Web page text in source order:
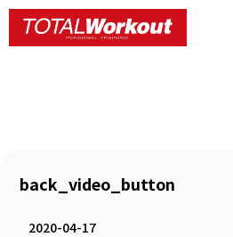
back_video_button
2020-04-17